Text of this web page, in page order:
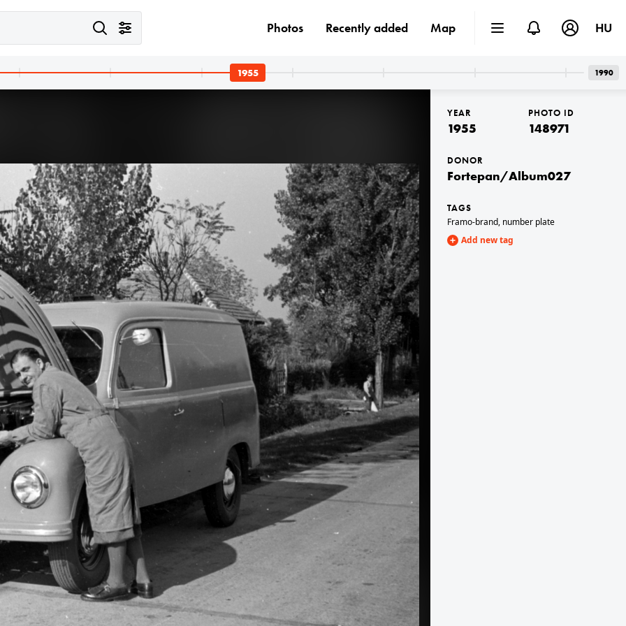
1955
1955 · Budapest II. · Hármashatárhegy Airport
Rubik R-08 Pilis típusú vitorlázó repülőgép.
Kisfaludy gőzüzemű csavaros személyhajó.
1955
1955 · Buják
az Ikarus 55 típusú autóbusz az egykori vadászkastély előtt áll.
1955 · Verőce
(Nógrádverőce), Magyarkút, MÁVAG üdülő.
1955
1955 · Budapest IV.
Újpesti-öböl, MAHART hajójavító, a Petőfi személyhajó átépítése.
YEAR
1955
PHOTO ID
148971
DONOR
Fortepan/Album027
TAGS
Framo-brand, number plate
Add new tag
Photos Recently added Map HU
1990
1955